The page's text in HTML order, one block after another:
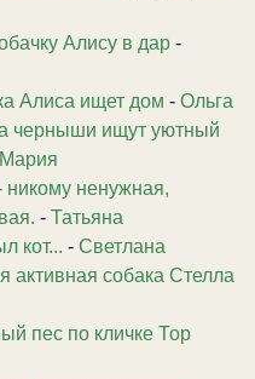
Алису в дар -
Алиса ищет дом - Ольга
черныши ищут уютный
Мария
никому ненужная,
- Татьяна
кот... - Светлана
активная собака Стелла
пес по кличке Тор